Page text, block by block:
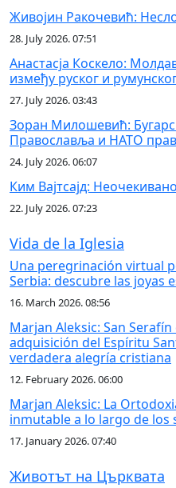
Живојин Ракочевић:
28. July 2026. 07:51
Анастасја Коскело:
између руског и
27. July 2026. 03:43
Зоран Милошевић:
Православља и НАТО
24. July 2026. 06:07
Ким Вајтсајд:
22. July 2026. 07:23
Vida de la Iglesia
Una peregrinación virtual
Serbia: descubre las joyas
16. March 2026. 08:56
Marjan Aleksic: San
adquisición del Espíritu
verdadera alegría cristiana
12. February 2026. 06:00
Marjan Aleksic: La
inmutable a lo largo de los
17. January 2026. 07:40
Животът на Църквата